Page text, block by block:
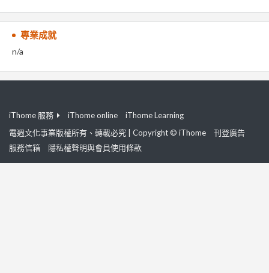
專業成就
n/a
iThome 服務 iThome online
iThome Learning
電週文化事業版權所有、轉載必究 | Copyright © iThome
刊登廣告
服務信箱
隱私權聲明與會員使用條款